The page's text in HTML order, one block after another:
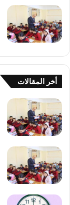
أخر المقالات